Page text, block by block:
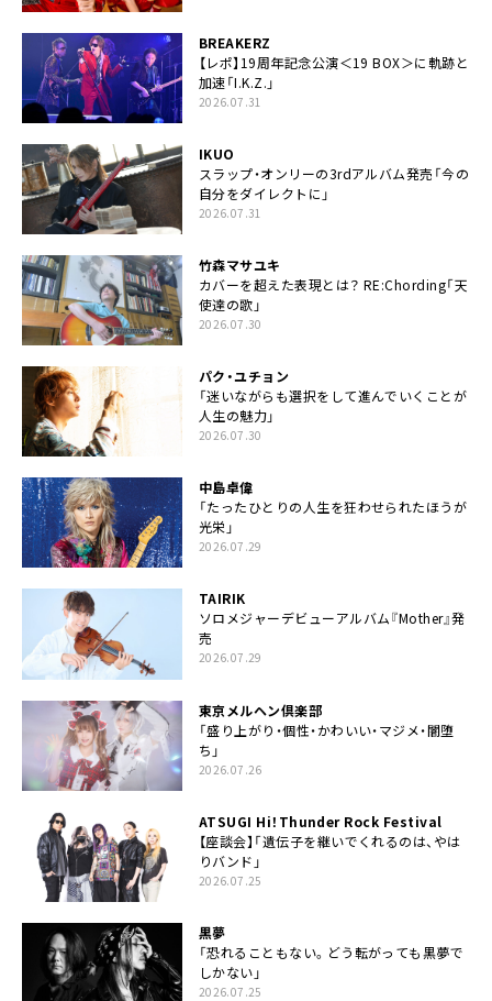
BREAKERZ
【レポ】19周年記念公演＜19 BOX＞に軌跡と
加速「I.K.Z.」
2026.07.31
IKUO
スラップ・オンリーの3rdアルバム発売「今の
自分をダイレクトに」
2026.07.31
竹森マサユキ
カバーを超えた表現とは？ RE:Chording「天
使達の歌」
2026.07.30
パク・ユチョン
「迷いながらも選択をして進んでいくことが
人生の魅力」
2026.07.30
中島卓偉
「たったひとりの人生を狂わせられたほうが
光栄」
2026.07.29
TAIRIK
ソロメジャーデビューアルバム『Mother』発
売
2026.07.29
東京メルヘン倶楽部
「盛り上がり・個性・かわいい・マジメ・闇堕
ち」
2026.07.26
ATSUGI Hi！Thunder Rock Festival
【座談会】「遺伝子を継いでくれるのは、やは
りバンド」
2026.07.25
黒夢
「恐れることもない。どう転がっても黒夢で
しかない」
2026.07.25